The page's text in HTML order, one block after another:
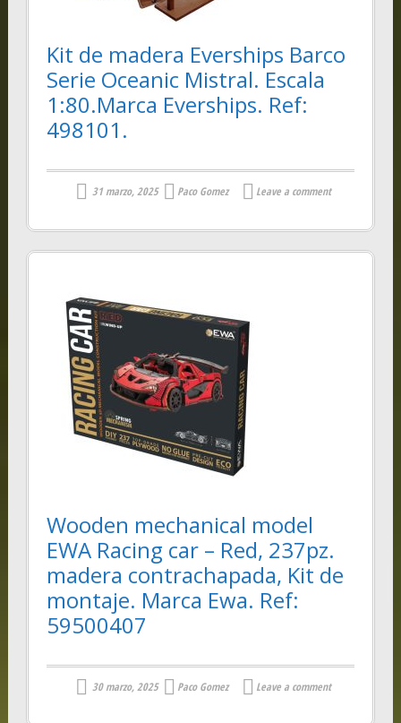
Kit de madera Everships Barco
Serie Oceanic Mistral. Escala
1:80.Marca Everships. Ref:
498101.
31 marzo, 2025 Paco Gomez Leave a comment
Wooden mechanical model
EWA Racing car – Red, 237pz.
madera contrachapada, Kit de
montaje. Marca Ewa. Ref:
59500407
30 marzo, 2025 Paco Gomez Leave a comment